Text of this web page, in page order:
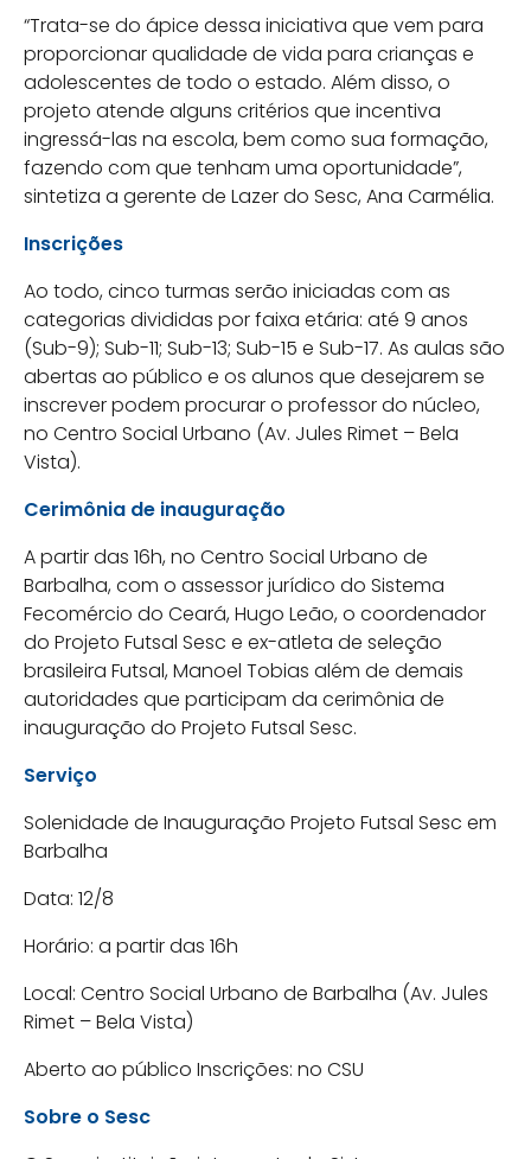
“Trata-se do ápice dessa iniciativa que vem para
proporcionar qualidade de vida para crianças e
adolescentes de todo o estado. Além disso, o
projeto atende alguns critérios que incentiva
ingressá-las na escola, bem como sua formação,
fazendo com que tenham uma oportunidade”,
sintetiza a gerente de Lazer do Sesc, Ana Carmélia.
Inscrições
Ao todo, cinco turmas serão iniciadas com as
categorias divididas por faixa etária: até 9 anos
(Sub-9); Sub-11; Sub-13; Sub-15 e Sub-17. As aulas são
abertas ao público e os alunos que desejarem se
inscrever podem procurar o professor do núcleo,
no Centro Social Urbano (Av. Jules Rimet – Bela
Vista).
Cerimônia de inauguração
A partir das 16h, no Centro Social Urbano de
Barbalha, com o assessor jurídico do Sistema
Fecomércio do Ceará, Hugo Leão, o coordenador
do Projeto Futsal Sesc e ex-atleta de seleção
brasileira Futsal, Manoel Tobias além de demais
autoridades que participam da cerimônia de
inauguração do Projeto Futsal Sesc.
Serviço
Solenidade de Inauguração Projeto Futsal Sesc em
Barbalha
Data: 12/8
Horário: a partir das 16h
Local: Centro Social Urbano de Barbalha (Av. Jules
Rimet – Bela Vista)
Aberto ao público Inscrições: no CSU
Sobre o Sesc